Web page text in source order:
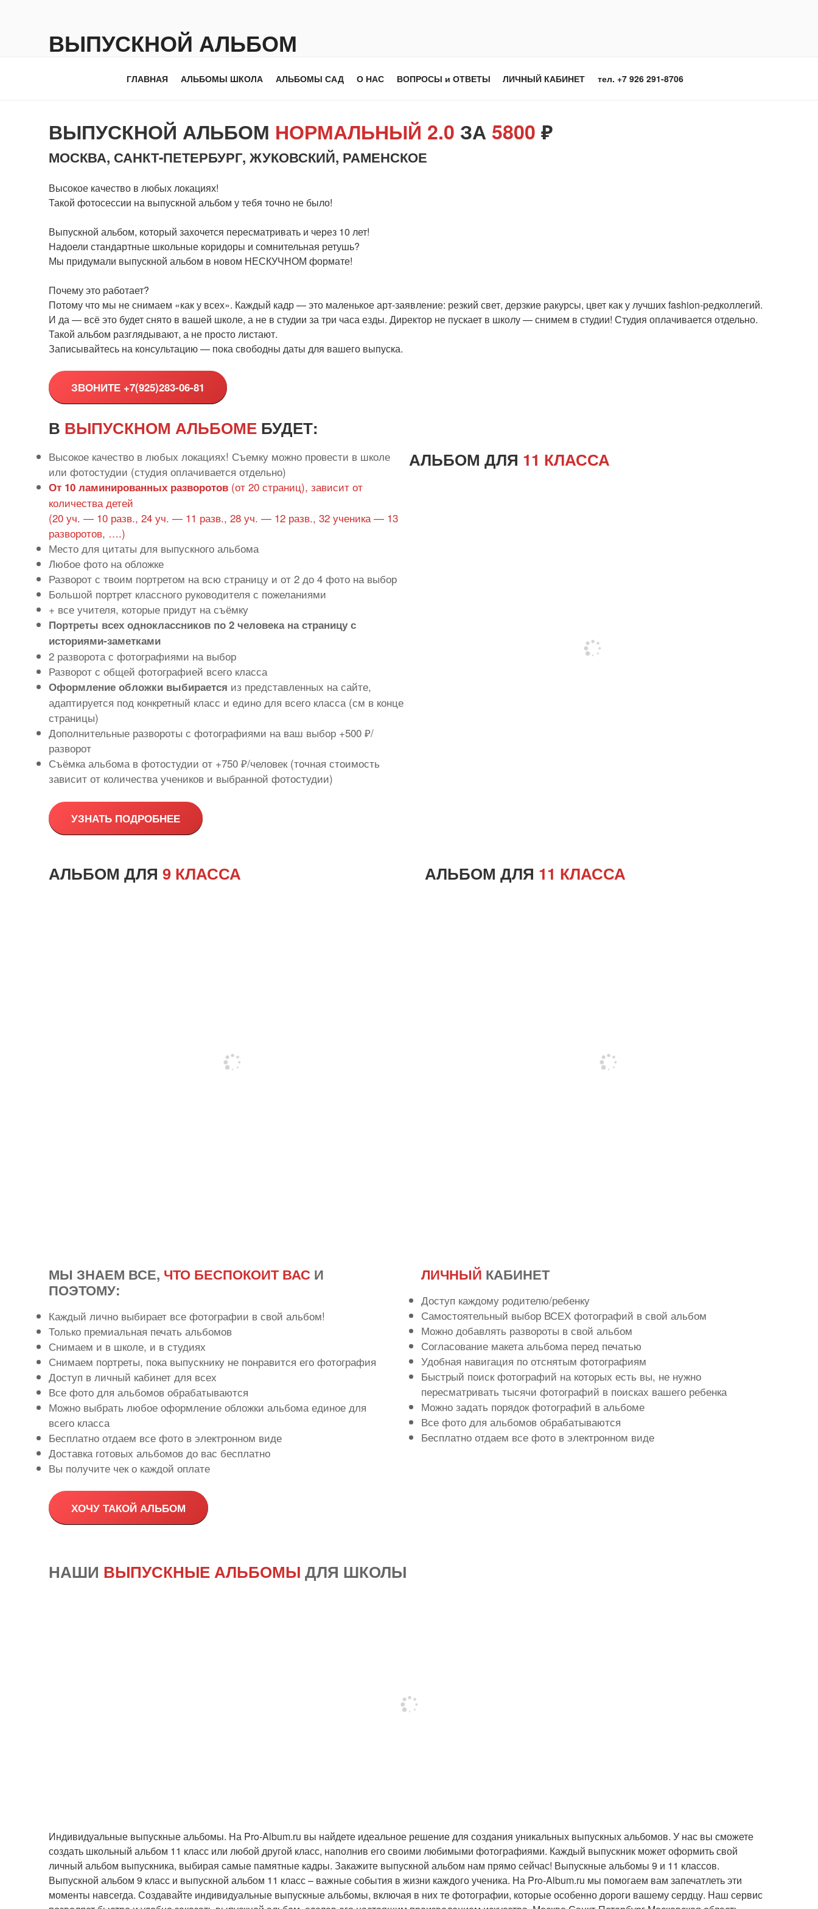
содержимомуВЫПУСКНОЙ АЛЬБОМ
ГЛАВНАЯ АЛЬБОМЫ ШКОЛА АЛЬБОМЫ САД О НАС ВОПРОСЫ и ОТВЕТЫ ЛИЧНЫЙ КАБИНЕТ тел. +7 926 291-8706
ВЫПУСКНОЙ АЛЬБОМ НОРМАЛЬНЫЙ 2.0 ЗА 5800 ₽
МОСКВА, САНКТ-ПЕТЕРБУРГ, ЖУКОВСКИЙ, РАМЕНСКОЕ
Высокое качество в любых локациях!
Такой фотосессии на выпускной альбом у тебя точно не было!
Выпускной альбом, который захочется пересматривать и через 10 лет!
Надоели стандартные школьные коридоры и сомнительная ретушь?
Мы придумали выпускной альбом в новом НЕСКУЧНОМ формате!
Почему это работает?
Потому что мы не снимаем «как у всех». Каждый кадр — это маленькое арт-заявление: резкий свет, дерзкие ракурсы, цвет как у лучших fashion-редколлегий.
И да — всё это будет снято в вашей школе, а не в студии за три часа езды. Директор не пускает в школу — снимем в студии! Студия оплачивается отдельно.
Такой альбом разглядывают, а не просто листают.
Записывайтесь на консультацию — пока свободны даты для вашего выпуска.
ЗВОНИТЕ +7(925)283-06-81
В ВЫПУСКНОМ АЛЬБОМЕ БУДЕТ:
Высокое качество в любых локациях! Съемку можно провести в школе
или фотостудии (студия оплачивается отдельно)
От 10 ламинированных разворотов (от 20 страниц), зависит от
количества детей
(20 уч. — 10 разв., 24 уч. — 11 разв., 28 уч. — 12 разв., 32 ученика — 13
разворотов, ….)
Место для цитаты для выпускного альбома
Любое фото на обложке
Разворот с твоим портретом на всю страницу и от 2 до 4 фото на выбор
Большой портрет классного руководителя с пожеланиями
+ все учителя, которые придут на съёмку
Портреты всех одноклассников по 2 человека на страницу с
историями-заметками
2 разворота с фотографиями на выбор
Разворот с общей фотографией всего класса
Оформление обложки выбирается из представленных на сайте,
адаптируется под конкретный класс и едино для всего класса (см в конце
страницы)
Дополнительные развороты с фотографиями на ваш выбор +500 ₽/
разворот
Съёмка альбома в фотостудии от +750 ₽/человек (точная стоимость
зависит от количества учеников и выбранной фотостудии)
УЗНАТЬ ПОДРОБНЕЕ
АЛЬБОМ ДЛЯ 11 КЛАССА
АЛЬБОМ ДЛЯ 9 КЛАССА АЛЬБОМ ДЛЯ 11 КЛАССА
МЫ ЗНАЕМ ВСЕ, ЧТО БЕСПОКОИТ ВАС И
ПОЭТОМУ:
Каждый лично выбирает все фотографии в свой альбом!
Только премиальная печать альбомов
Снимаем и в школе, и в студиях
Снимаем портреты, пока выпускнику не понравится его фотография
Доступ в личный кабинет для всех
Все фото для альбомов обрабатываются
Можно выбрать любое оформление обложки альбома единое для
всего класса
Бесплатно отдаем все фото в электронном виде
Доставка готовых альбомов до вас бесплатно
Вы получите чек о каждой оплате
ЛИЧНЫЙ КАБИНЕТ
Доступ каждому родителю/ребенку
Самостоятельный выбор ВСЕХ фотографий в свой альбом
Можно добавлять развороты в свой альбом
Согласование макета альбома перед печатью
Удобная навигация по отснятым фотографиям
Быстрый поиск фотографий на которых есть вы, не нужно
пересматривать тысячи фотографий в поисках вашего ребенка
Можно задать порядок фотографий в альбоме
Все фото для альбомов обрабатываются
Бесплатно отдаем все фото в электронном виде
ХОЧУ ТАКОЙ АЛЬБОМ
НАШИ ВЫПУСКНЫЕ АЛЬБОМЫ ДЛЯ ШКОЛЫ
Индивидуальные выпускные альбомы. На Pro-Album.ru вы найдете идеальное решение для создания уникальных выпускных альбомов. У нас вы сможете
создать школьный альбом 11 класс или любой другой класс, наполнив его своими любимыми фотографиями. Каждый выпускник может оформить свой
личный альбом выпускника, выбирая самые памятные кадры. Закажите выпускной альбом нам прямо сейчас! Выпускные альбомы 9 и 11 классов.
Выпускной альбом 9 класс и выпускной альбом 11 класс – важные события в жизни каждого ученика. На Pro-Album.ru мы помогаем вам запечатлеть эти
моменты навсегда. Создавайте индивидуальные выпускные альбомы, включая в них те фотографии, которые особенно дороги вашему сердцу. Наш сервис